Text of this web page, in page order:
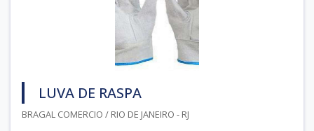
LUVA DE RASPA
BRAGAL COMERCIO / RIO DE JANEIRO - RJ